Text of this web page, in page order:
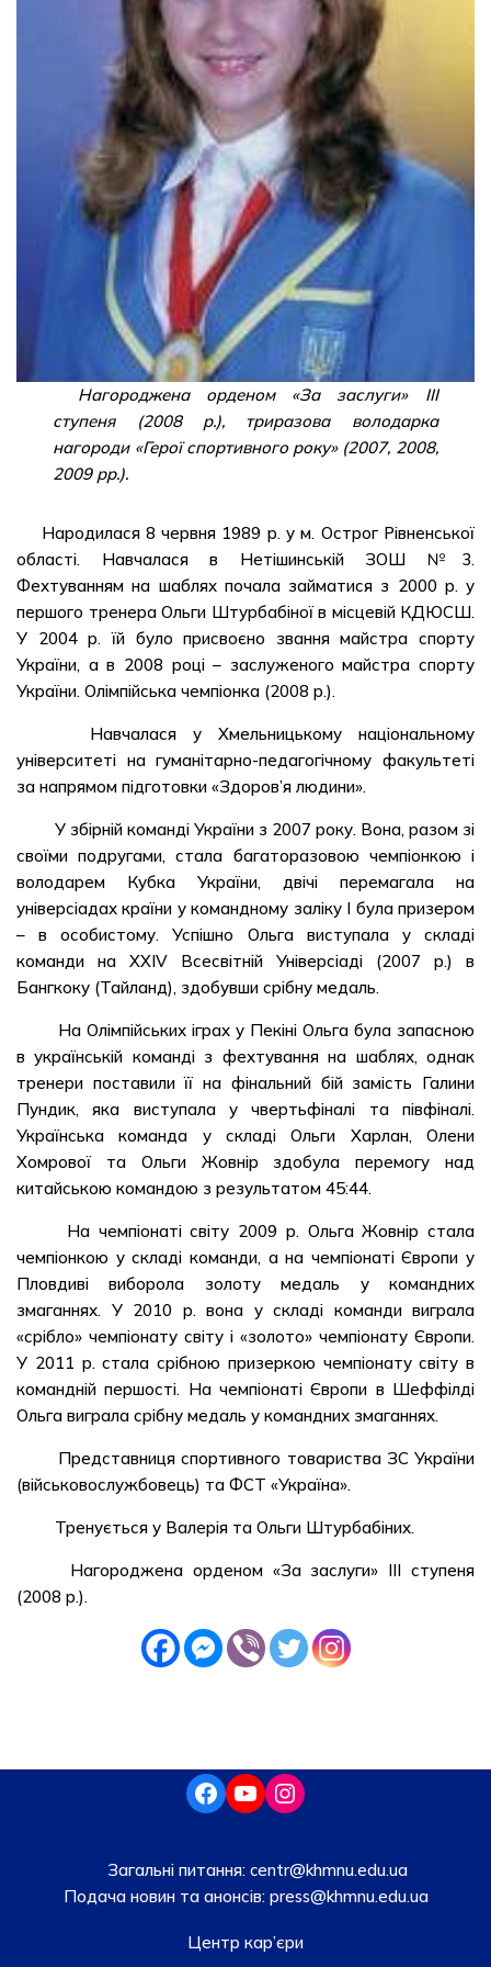
Нагороджена орденом «За заслуги» III
ступеня (2008 р.), триразова володарка
нагороди «Герої спортивного року» (2007, 2008,
2009 рр.).
Народилася 8 червня 1989 р. у м. Острог Рівненської
області. Навчалася в Нетішинській ЗОШ №3.
Фехтуванням на шаблях почала займатися з 2000 р. у
першого тренера Ольги Штурбабіної в місцевій КДЮСШ.
У 2004 р. їй було присвоєно звання майстра спорту
України, а в 2008 році – заслуженого майстра спорту
України. Олімпійська чемпіонка (2008 р.).
Навчалася у Хмельницькому національному
університеті на гуманітарно-педагогічному факультеті
за напрямом підготовки «Здоров’я людини».
У збірній команді України з 2007 року. Вона, разом зі
своїми подругами, стала багаторазовою чемпіонкою і
володарем Кубка України, двічі перемагала на
універсіадах країни у командному заліку І була призером
– в особистому. Успішно Ольга виступала у складі
команди на XXIV Всесвітній Універсіаді (2007 р.) в
Бангкоку (Тайланд), здобувши срібну медаль.
На Олімпійських іграх у Пекіні Ольга була запасною
в українській команді з фехтування на шаблях, однак
тренери поставили її на фінальний бій замість Галини
Пундик, яка виступала у чвертьфіналі та півфіналі.
Українська команда у складі Ольги Харлан, Олени
Хомрової та Ольги Жовнір здобула перемогу над
китайською командою з результатом 45:44.
На чемпіонаті світу 2009 р. Ольга Жовнір стала
чемпіонкою у складі команди, а на чемпіонаті Європи у
Пловдиві виборола золоту медаль у командних
змаганнях. У 2010 р. вона у складі команди виграла
«срібло» чемпіонату світу і «золото» чемпіонату Європи.
У 2011 р. стала срібною призеркою чемпіонату світу в
командній першості. На чемпіонаті Європи в Шеффілді
Ольга виграла срібну медаль у командних змаганнях.
Представниця спортивного товариства ЗС України
(військовослужбовець) та ФСТ «Україна».
Тренується у Валерія та Ольги Штурбабіних.
Нагороджена орденом «За заслуги» III ступеня
(2008 р.).
Загальні питання: centr@khmnu.edu.ua
Подача новин та анонсів:press@khmnu.edu.ua
Центр кар’єри